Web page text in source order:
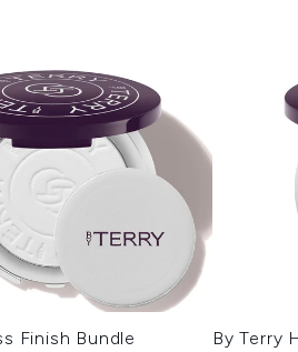
Finish Bundle
By Terry